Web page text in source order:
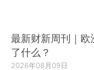
最新财新周刊｜欧
了什么？
2026年08月09日